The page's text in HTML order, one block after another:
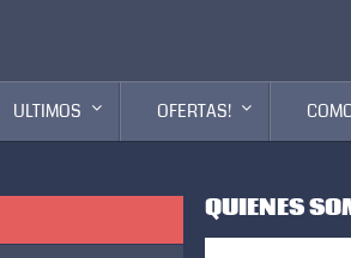
ULTIMOS OFERTAS!
QUIENES